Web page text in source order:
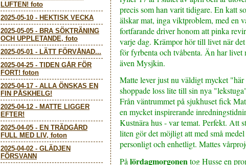
LUFTEN! foto
2025-05-10 - HEKTISK VECKA
2025-05-05 - BRA SÖKTRÄNING
OCH UPPLETANDE, foto
2025-05-01 - LÄTT FÖRVÅNAD...
2025-04-25 - TIDEN GÅR FÖR
FORT! foton
2025-04-17 - ALLA ÖNSKAS EN
FIN PÅSKHELG!
2025-04-12 - MATTE LIGGER
EFTER!
2025-04-05 - EN TRÄDGÅRD
FULL MED LIV, foton
2025-04-02 - GLÄDJEN
FÖRSVANN
precis som han varit tidigare. En katt
älskar mat, inga viktproblem, med en
fortfarande driver honom att pinka
varje dag. Krämpor hör till livet när
för fyrbenta och tvåbenta. Än har livet
även Mysjkin.
Matte lever just nu väldigt mycket
shoppade loss lite till sin nya
Från väntrummet på sjukhuset fick
en mycket inspirerande
Kustnära hus - var temat. Perfekt. Att
liten gör det möjligt att med små
personligt och enhetligt. Mattes
På lördagmorgonentog Husse en